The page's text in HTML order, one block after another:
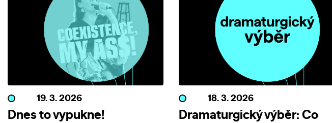
19. 3. 2026
Dnes to vypukne!
18. 3. 2026
Dramaturgický výběr: Co